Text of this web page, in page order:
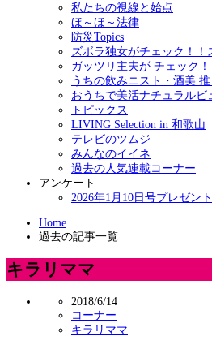
私たちの視線と始点
ほ～ほ～法律
防災Topics
ズボラ独女がチェック！！
ガッツリ主夫が チェック
うちの飲みニスト・酒美
おうちで美活ナチュラルビ
トピックス
LIVING Selection in 和歌山
テレビのツムジ
みんなのイイネ
過去の人気連載コーナー
アンケート
2026年1月10日号プレゼン
Home
過去の記事一覧
キラリママ
2018/6/14
コーナー
キラリママ